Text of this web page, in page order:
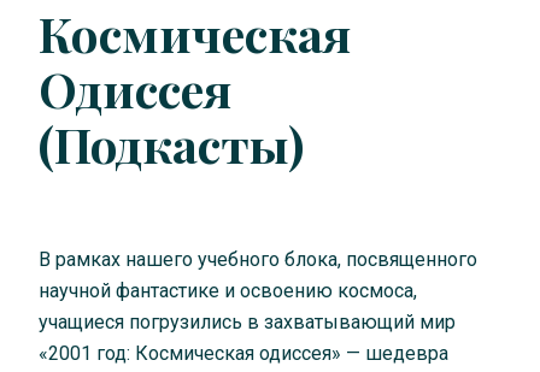
Космическая
Одиссея
(Подкасты)
В рамках нашего учебного блока, посвященного
научной фантастике и освоению космоса,
учащиеся погрузились в захватывающий мир
«2001 год: Космическая одиссея» — шедевра